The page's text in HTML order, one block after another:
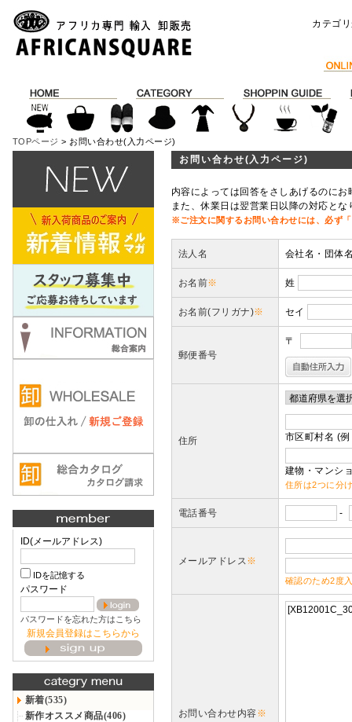
カテゴ
TOPページ > お問い合わせ(入力ページ)
ID(メールアドレス)
IDを記憶する
パスワード
パスワードを忘れた方はこちら
新規会員登録はこちらから
新着(535)
新作オススメ商品(406)
お問い合わせ(入力ページ)
内容によっては回答をさしあげるのに
また、休業日は翌営業日以降の対応と
※ご注文に関するお問い合わせには、必ず
法人名 会社名・団体
お名前※ 姓
お名前(フリガナ)※ セイ
郵便番号
〒
住所 市区町村名 (
建物・マンシ
住所は2つに分
電話番号 -
メールアドレス※
確認のため2度
お問い合わせ内容※